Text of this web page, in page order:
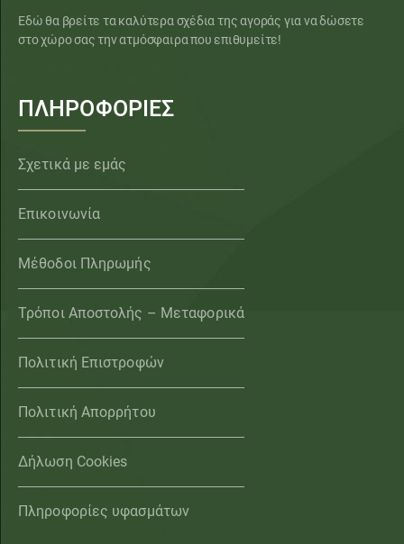
Εδώ θα βρείτε τα καλύτερα σχέδια της αγοράς για να δώσετε
στο χώρο σας την ατμόσφαιρα που επιθυμείτε!
ΠΛΗΡΟΦΟΡΙΕΣ
Σχετικά με εμάς
Επικοινωνία
Μέθοδοι Πληρωμής
Τρόποι Αποστολής – Μεταφορικά
Πολιτική Επιστροφών
Πολιτική Απορρήτου
Δήλωση Cookies
Πληροφορίες υφασμάτων